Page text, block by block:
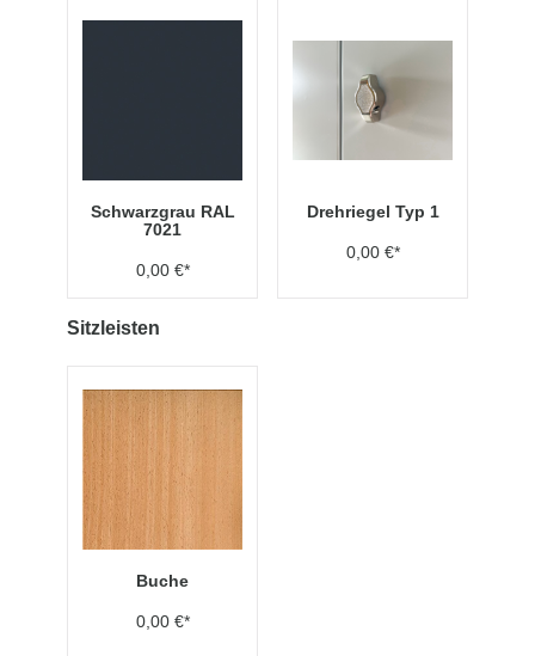
Schwarzgrau RAL
7021
0,00 €*
Drehriegel Typ 1
0,00 €*
Sitzleisten
Buche
0,00 €*